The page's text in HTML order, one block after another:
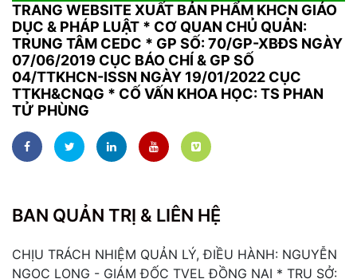
TRANG WEBSITE XUẤT BẢN PHẨM KHCN GIÁO
DỤC & PHÁP LUẬT * CƠ QUAN CHỦ QUẢN:
TRUNG TÂM CEDC * GP SỐ: 70/GP-XBĐS NGÀY
07/06/2019 CỤC BÁO CHÍ & GP SỐ
04/TTKHCN-ISSN NGÀY 19/01/2022 CỤC
TTKH&CNQG * CỐ VẤN KHOA HỌC: TS PHAN
TỬ PHÙNG
BAN QUẢN TRỊ & LIÊN HỆ
CHỊU TRÁCH NHIỆM QUẢN LÝ, ĐIỀU HÀNH: NGUYỄN
NGỌC LONG - GIÁM ĐỐC TVEL ĐỒNG NAI * TRỤ SỞ: